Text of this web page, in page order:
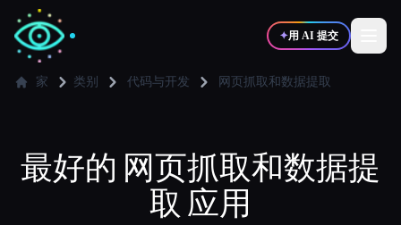
✦用 AI 提交
📈营销
家 类别 代码与开发 网页抓取和数据提取
最好的 网页抓取和数据提
取 应用